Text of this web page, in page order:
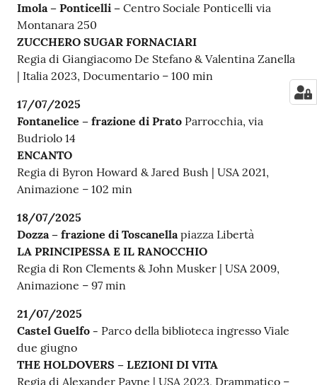
Imola – Ponticelli – Centro Sociale Ponticelli via
Montanara 250
ZUCCHERO SUGAR FORNACIARI
Regia di Giangiacomo De Stefano & Valentina Zanella
| Italia 2023, Documentario – 100 min
17/07/2025
Fontanelice – frazione di Prato Parrocchia, via
Budriolo 14
ENCANTO
Regia di Byron Howard & Jared Bush | USA 2021,
Animazione – 102 min
18/07/2025
Dozza – frazione di Toscanellapiazza Libertà
LA PRINCIPESSA E IL RANOCCHIO
Regia di Ron Clements & John Musker | USA 2009,
Animazione – 97 min
21/07/2025
Castel Guelfo - Parco della biblioteca ingresso Viale
due giugno
THE HOLDOVERS – LEZIONI DI VITA
Regia di Alexander Payne | USA 2023, Drammatico –